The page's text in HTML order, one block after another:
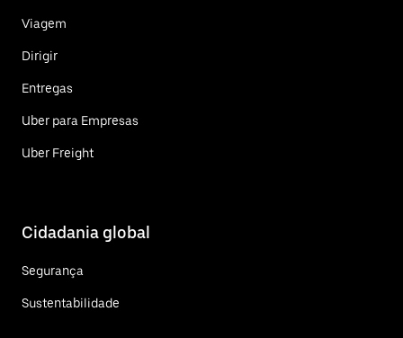
Viagem
Dirigir
Entregas
Uber para Empresas
Uber Freight
Cidadania global
Segurança
Sustentabilidade